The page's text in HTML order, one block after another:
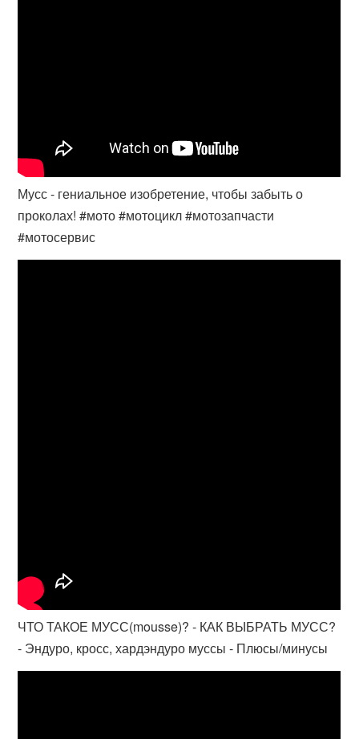
Мусс - гениальное изобретение, чтобы забыть о
проколах! #мото #мотоцикл #мотозапчасти
#мотосервис
ЧТО ТАКОЕ МУСС(mousse)? - КАК ВЫБРАТЬ МУСС?
- Эндуро, кросс, хардэндуро муссы - Плюсы/минусы